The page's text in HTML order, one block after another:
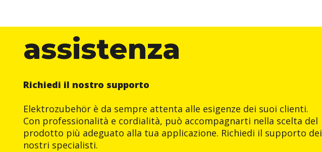
assistenza
Richiedi il nostro supporto
Elektrozubehör è da sempre attenta alle esigenze dei suoi clienti.
Con professionalità e cordialità, può accompagnarti nella scelta del
prodotto più adeguato alla tua applicazione. Richiedi il supporto dei
nostri specialisti.